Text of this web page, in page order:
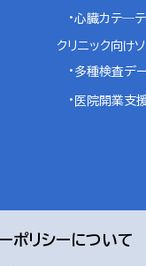
心臓カテ―
クリニック向け
多種検査デ
医院開業支援
ポリシーについて